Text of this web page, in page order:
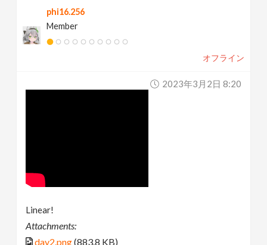
phi16.256
Member
オフライン
2023年3月2日 8:20
Linear!
Attachments:
day2.png(883.8 KB)